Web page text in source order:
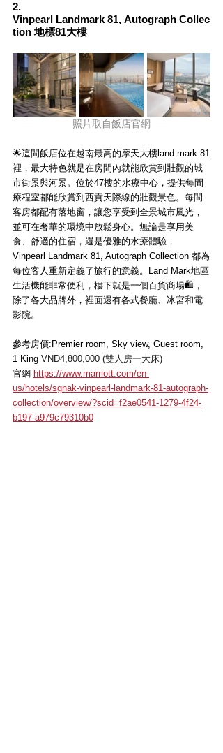
2.
Vinpearl Landmark 81, Autograph Collec
tion 地標81大樓
照片取自飯店官網
🌟這間飯店位在越南最高的摩天大樓land mark 81
裡，最大特色就是在房間內就能欣賞到壯觀的城
市街景與河景。位於47樓的水療中心，提供每間
療程室都能欣賞到西貢天際線的壯觀景色。每間
客房都配有落地窗，讓您享受到全景城市風光，
並可在奢華的環境中放鬆身心。無論是享用美
食、舒適的住宿，還是優雅的水療體驗，
Vinpearl Landmark 81, Autograph Collection 都為
每位客人重新定義了旅行的意義。Land Mark地區
生活機能非常便利，樓下就是一個百貨商場🛍️，
除了各大品牌外，裡面還有各式餐廳、冰宮和電
影院。
參考房價:Premier room, Sky view, Guest room,
1 King VND4,800,000 (雙人房一大床)
官網 https://www.marriott.com/en-
us/hotels/sgnak-vinpearl-landmark-81-autograph-
collection/overview/?scid=f2ae0541-1279-4f24-
b197-a979c79310b0